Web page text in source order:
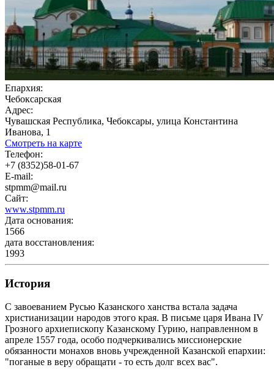
Епархия:
Чебоксарская
Адрес:
Чувашская Республика, Чебоксары, улица Константина
Иванова, 1
Смотреть на карте
Телефон:
+7 (8352)58-01-67
E-mail:
stpmm@mail.ru
Сайт:
www.stpmm.ru
Дата основания:
1566
дата восстановления:
1993
История
С завоеванием Русью Казанского ханства встала задача
христианизации народов этого края. В письме царя Ивана IV
Грозного архиепископу Казанскому Гурию, направленном в
апреле 1557 года, особо подчеркивались миссионерские
обязанности монахов вновь учрежденной Казанской епархии:
"поганые в веру обращати - то есть долг всех вас".